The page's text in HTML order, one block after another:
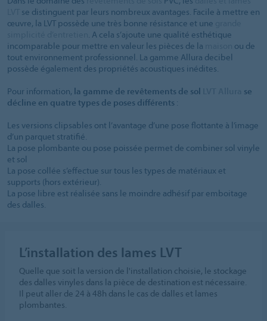
se distinguent par leurs nombreux avantages. Facile à mettre en
œuvre, la LVT possède une très bonne résistance et une
. A cela s’ajoute une qualité esthétique
incomparable pour mettre en valeur les pièces de la
ou de
tout environnement professionnel. La gamme Allura decibel
possède également des propriétés acoustiques inédites.
Pour information, la gamme de revêtements de sol
se
décline en quatre types de poses différents :
Les versions clipsables ont l’avantage d’une pose flottante à l’image
d’un parquet stratifié.
La pose plombante ou pose poissée permet de combiner sol vinyle
et sol
La pose collée s’effectue sur tous les types de matériaux et
supports (hors extérieur).
La pose libre est réalisée sans le moindre adhésif par emboitage
des dalles.
L’installation des lames LVT
Quelle que soit la version de l'installation choisie, le stockage
des dalles vinyles dans la pièce de destination est nécessaire.
Il peut aller de 24 à 48h dans le cas de dalles et lames
plombantes.